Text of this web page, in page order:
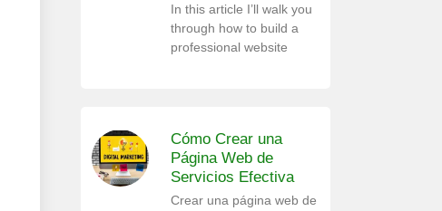
In this article I’ll walk you
through how to build a
professional website
Cómo Crear una
Página Web de
Servicios Efectiva
Crear una página web de